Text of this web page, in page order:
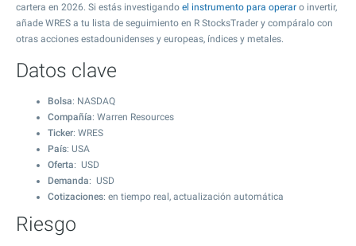
cartera en 2026. Si estás investigando el instrumento para operar o invertir,
añade WRES a tu lista de seguimiento en R StocksTrader y compáralo con
otras acciones estadounidenses y europeas, índices y metales.
Datos clave
Bolsa: NASDAQ
Compañía: Warren Resources
Ticker: WRES
País: USA
Oferta: USD
Demanda: USD
Cotizaciones: en tiempo real, actualización automática
Riesgo